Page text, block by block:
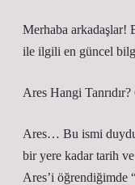
Merhaba arkadaşlar!
ile ilgili en güncel
Ares Hangi
Ares… Bu ismi
bir yere kadar tarih
Ares’i öğrendiğimde